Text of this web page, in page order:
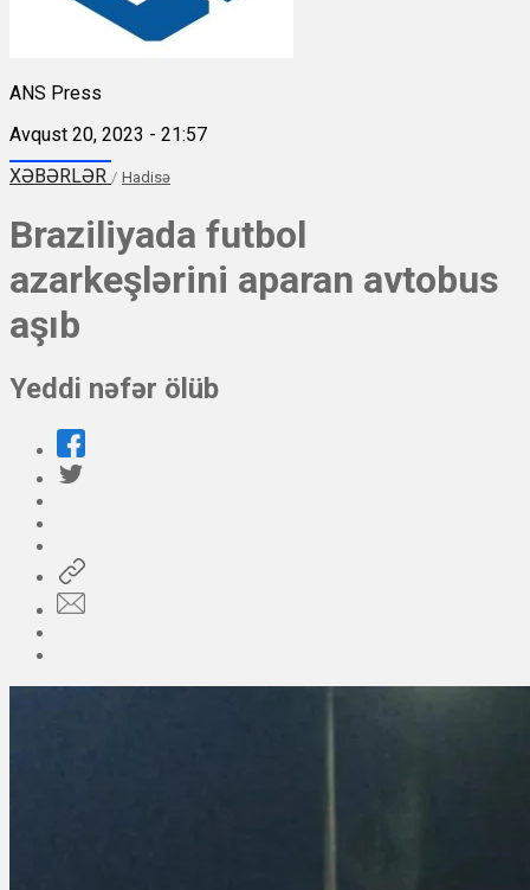
ANS Press
Avqust 20, 2023 - 21:57
XƏBƏRLƏR / Hadisə
Braziliyada futbol
azarkeşlərini aparan avtobus
aşıb
Yeddi nəfər ölüb